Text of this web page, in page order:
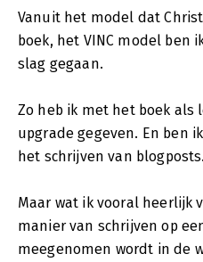
Vanuit het model dat
boek, het VINC model ben
slag gegaan.
Zo heb ik met het boek als
upgrade gegeven. En ben
het schrijven van blogposts.
Maar wat ik vooral heerlijk
manier van schrijven op
meegenomen wordt in de